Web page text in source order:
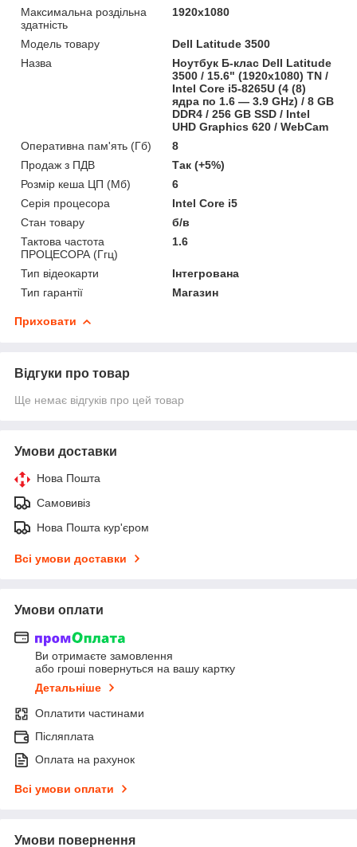
Максимальна роздільна
здатність
1920x1080
Модель товару
Dell Latitude 3500
Назва
Ноутбук Б-клас Dell Latitude
3500 / 15.6" (1920x1080) TN /
Intel Core i5-8265U (4 (8)
ядра по 1.6 — 3.9 GHz) / 8 GB
DDR4 / 256 GB SSD / Intel
UHD Graphics 620 / WebCam
Оперативна пам'ять (Гб)
8
Продаж з ПДВ
Так (+5%)
Розмір кеша ЦП (Мб)
6
Серія процесора
Intel Core i5
Стан товару
б/в
Тактова частота
ПРОЦЕСОРА (Ггц)
1.6
Тип відеокарти
Інтегрована
Тип гарантії
Магазин
Приховати
Відгуки про товар
Ще немає відгуків про цей товар
Умови доставки
Нова Пошта
Самовивіз
Нова Пошта кур'єром
Всі умови доставки
Умови оплати
Ви отримаєте замовлення
або гроші повернуться на вашу картку
Детальніше
Оплатити частинами
Післяплата
Оплата на рахунок
Всі умови оплати
Умови повернення